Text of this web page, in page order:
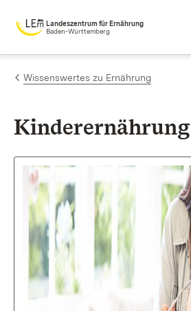
Zum Inhalt springen
Landeszentrum für Ernährung
Baden-Württemberg
Wissenswertes zu Ernährung
Kinderernährung